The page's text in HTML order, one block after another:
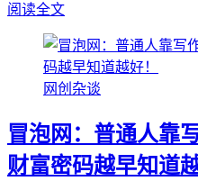
阅读全文
网创杂谈
冒泡网：普通人靠
财富密码越早知道越